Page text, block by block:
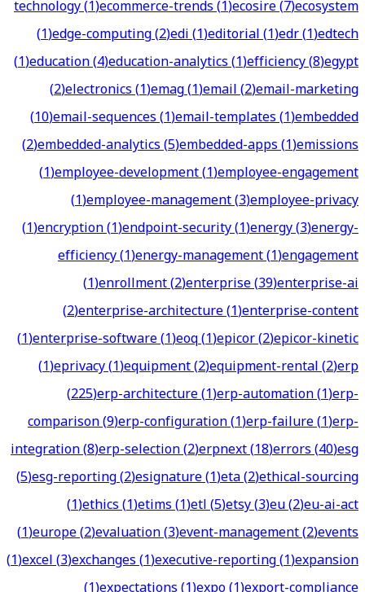
technology(1)ecommerce-trends(1)ecosire(7)ecosystem
(1)edge-computing(2)edi(1)editorial(1)edr(1)edtech
(1)education(4)education-analytics(1)efficiency(8)egypt
(2)electronics(1)emag(1)email(2)email-marketing
(10)email-sequences(1)email-templates(1)embedded
(2)embedded-analytics(5)embedded-apps(1)emissions
(1)employee-development(1)employee-engagement
(1)employee-management(3)employee-privacy
(1)encryption(1)endpoint-security(1)energy(3)energy-
efficiency(1)energy-management(1)engagement
(1)enrollment(2)enterprise(39)enterprise-ai
(2)enterprise-architecture(1)enterprise-content
(1)enterprise-software(1)eoq(1)epicor(2)epicor-kinetic
(1)eprivacy(1)equipment(2)equipment-rental(2)erp
(225)erp-architecture(1)erp-automation(1)erp-
comparison(9)erp-configuration(1)erp-failure(1)erp-
integration(8)erp-selection(2)erpnext(18)errors(40)esg
(5)esg-reporting(2)esignature(1)eta(2)ethical-sourcing
(1)ethics(1)etims(1)etl(5)etsy(3)eu(2)eu-ai-act
(1)europe(2)evaluation(3)event-management(2)events
(1)excel(3)exchanges(1)executive-reporting(1)expansion